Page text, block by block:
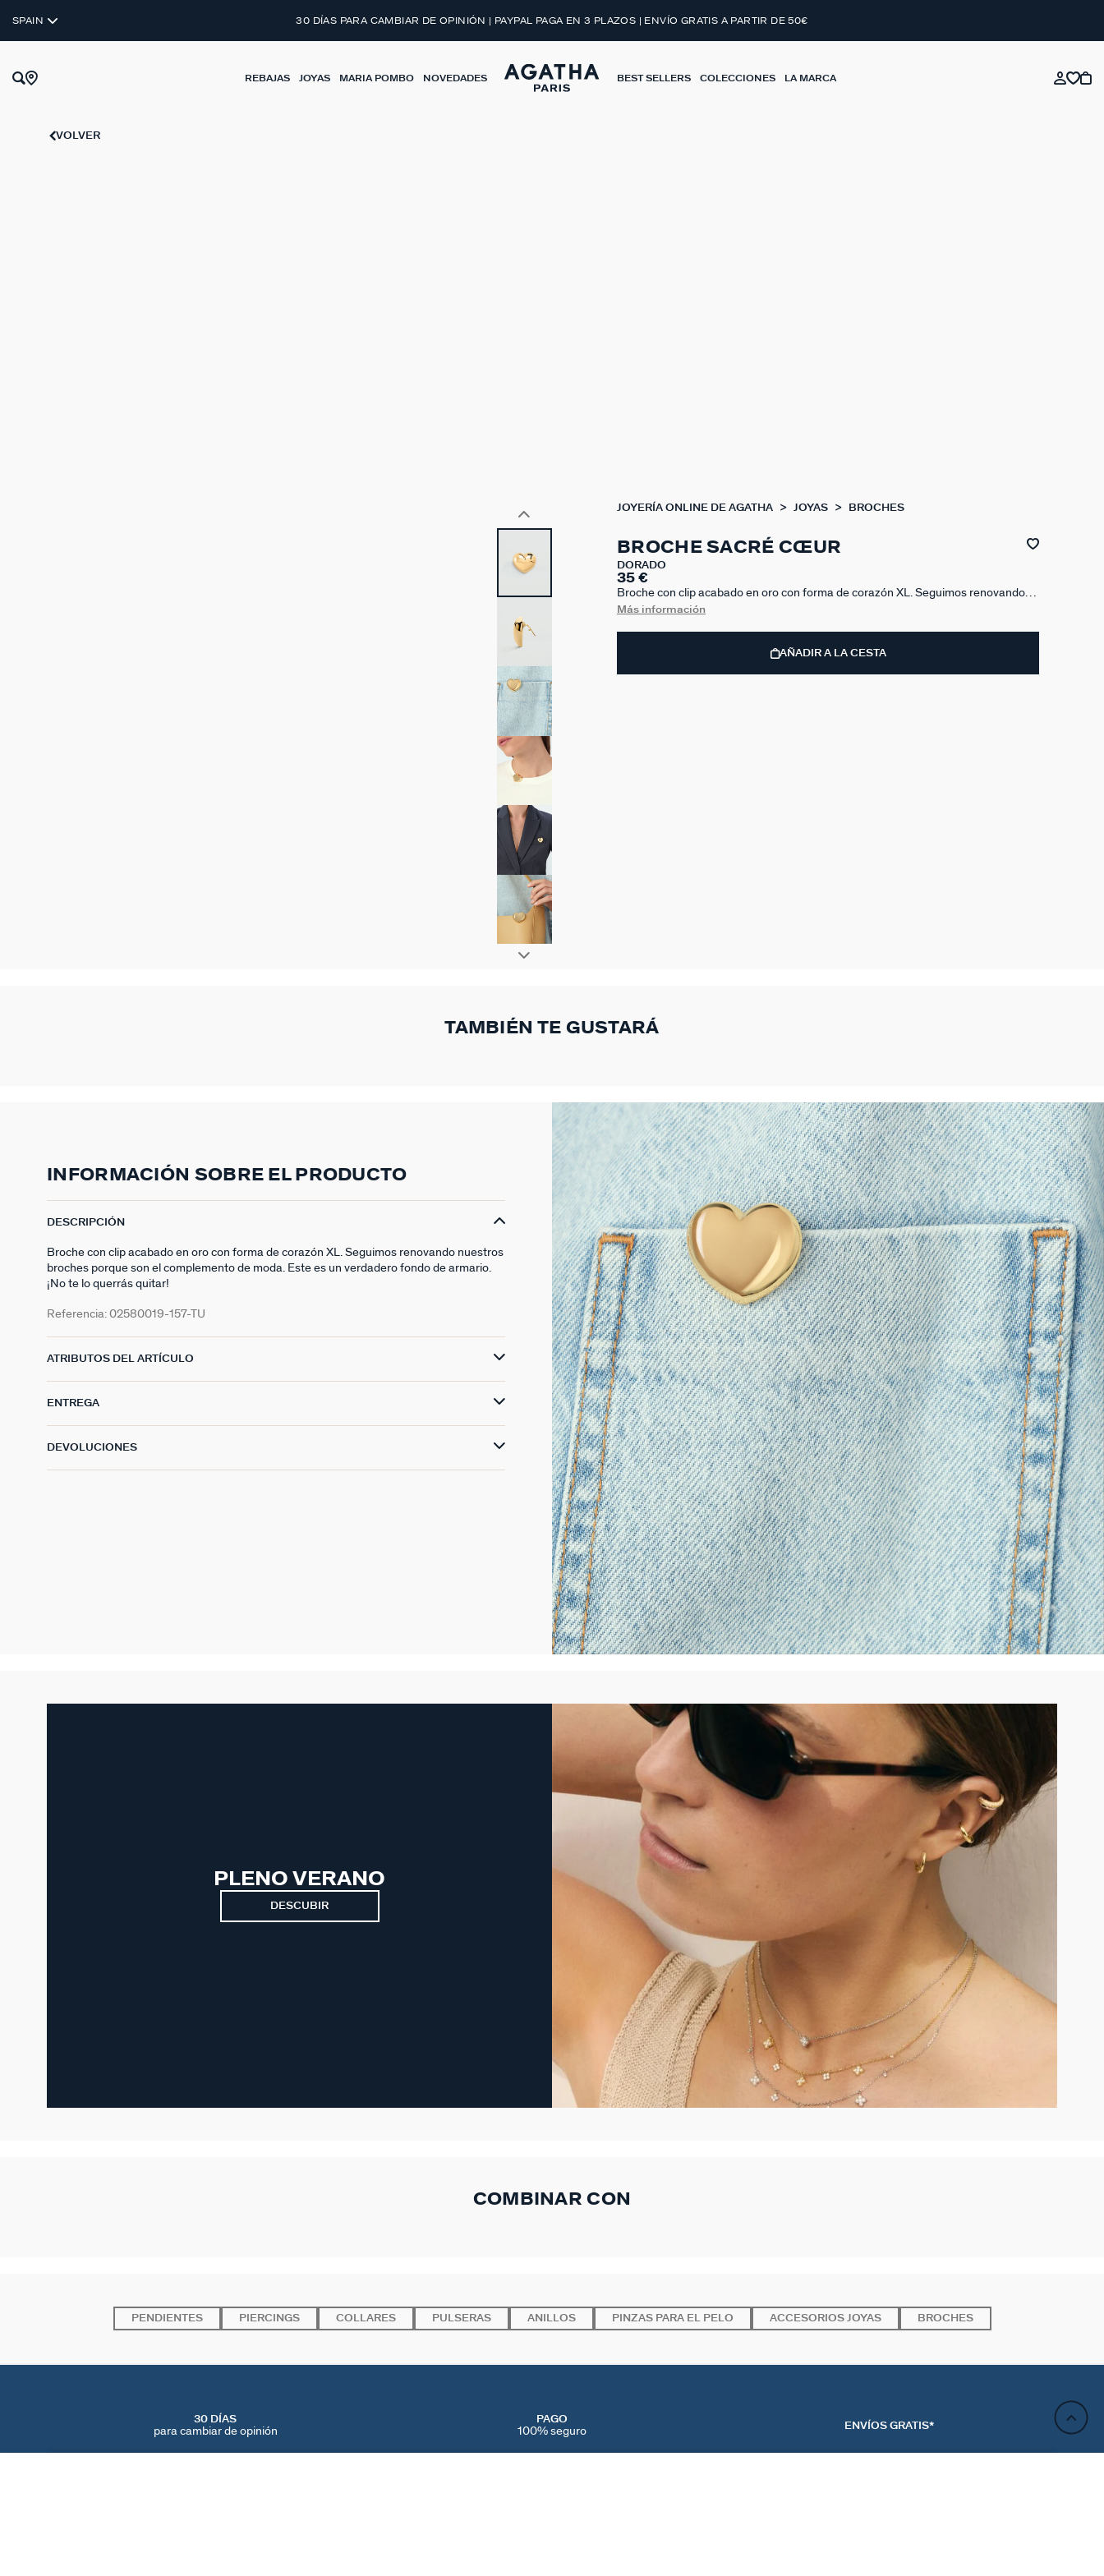
SPAIN 30 DÍAS PARA CAMBIAR DE OPINIÓN | PAYPAL PAGA EN 3 PLAZOS | ENVÍO GRATIS A PARTIR DE 50€
REBAJAS JOYAS MARIA POMBO NOVEDADES BEST SELLERS COLECCIONES LA MARCA
VOLVER
JOYERÍA ONLINE DE AGATHA JOYAS BROCHES
BROCHE SACRÉ CŒUR
DORADO
35 €
Broche con clip acabado en oro con forma de corazón XL. Seguimos renovando
nuestros broches porque son el complemento de moda. Este es un verdadero
Más información
AÑADIR A LA CESTA
TAMBIÉN TE GUSTARÁ
INFORMACIÓN SOBRE EL PRODUCTO
DESCRIPCIÓN
Broche con clip acabado en oro con forma de corazón XL. Seguimos renovando nuestros
broches porque son el complemento de moda. Este es un verdadero fondo de armario.
¡No te lo querrás quitar!
Referencia: 02580019-157-TU
ATRIBUTOS DEL ARTÍCULO
ENTREGA
DEVOLUCIONES
PLENO VERANO
DESCUBIR
COMBINAR CON
PENDIENTES PIERCINGS COLLARES PULSERAS ANILLOS PINZAS PARA EL PELO ACCESORIOS JOYAS BROCHES
30 DÍAS
para cambiar de opinión
PAGO
100% seguro ENVÍOS GRATIS*